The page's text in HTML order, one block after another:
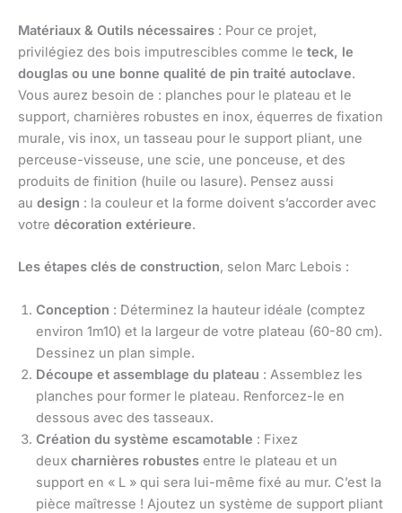
Matériaux & Outils nécessaires : Pour ce projet,
privilégiez des bois imputrescibles comme le teck, le
douglas ou une bonne qualité de pin traité autoclave.
Vous aurez besoin de : planches pour le plateau et le
support, charnières robustes en inox, équerres de fixation
murale, vis inox, un tasseau pour le support pliant, une
perceuse-visseuse, une scie, une ponceuse, et des
produits de finition (huile ou lasure). Pensez aussi
au design : la couleur et la forme doivent s’accorder avec
votre décoration extérieure.
Les étapes clés de construction, selon Marc Lebois :
Conception : Déterminez la hauteur idéale (comptez
environ 1m10) et la largeur de votre plateau (60-80 cm).
Dessinez un plan simple.
Découpe et assemblage du plateau : Assemblez les
planches pour former le plateau. Renforcez-le en
dessous avec des tasseaux.
Création du système escamotable : Fixez
deux charnières robustes entre le plateau et un
support en « L » qui sera lui-même fixé au mur. C’est la
pièce maîtresse ! Ajoutez un système de support pliant